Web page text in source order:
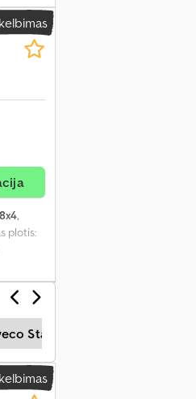
8x4,
plotis:
Standartinis Vilkikas